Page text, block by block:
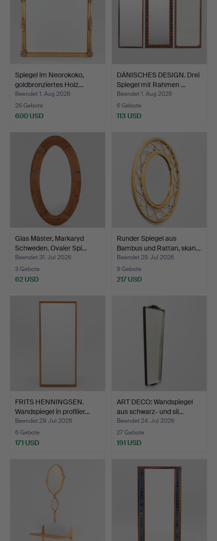
Spiegel im Neorokoko,
goldbronziertes Holz…
Beendet 1. Aug 2026
26 Gebote
600 USD
DÄNISCHES DESIGN. Drei
Spiegel mit Rahmen …
Beendet 1. Aug 2026
6 Gebote
113 USD
Glas Mäster, Markaryd
Schweden. Ovaler Spi…
Beendet 31. Jul 2026
3 Gebote
62 USD
Runder Spiegel aus
Bambus und Rattan, skan…
Beendet 29. Jul 2026
9 Gebote
217 USD
FRITS HENNINGSEN.
Wandspiegel in profilier…
Beendet 29. Jul 2026
6 Gebote
171 USD
ART DECO: Wandspiegel
aus schwarz- und sil…
Beendet 24. Jul 2026
27 Gebote
191 USD